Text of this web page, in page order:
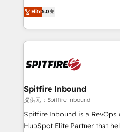
just like yours attract more
throughout each stage of the
enable sales teams with the
training to smash targets.
leads. We use digital media,
automation and software
and, deliver clarity on
Elite5.0
Spitfire Inbound
提供元：Spitfire Inbound
Spitfire Inbound is a RevOps
HubSpot Elite Partner that